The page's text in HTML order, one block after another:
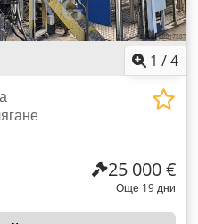
1 /4
25 000 €
Още 19 дни